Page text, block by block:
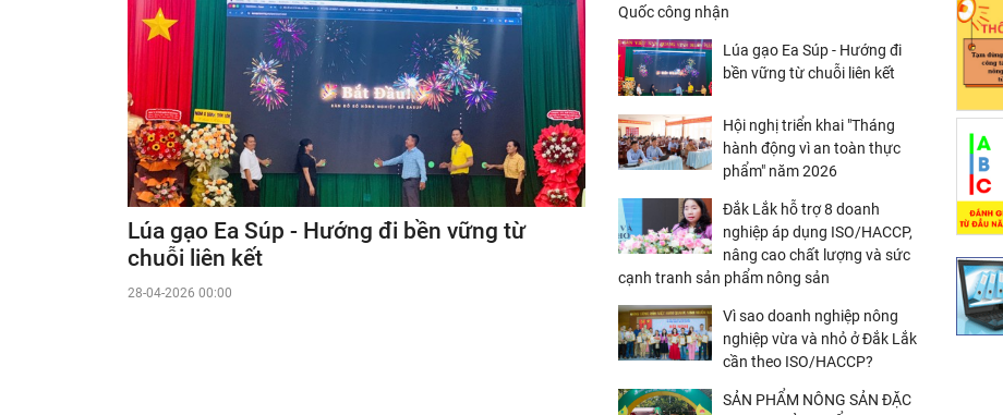
Lúa gạo Ea Súp - Hướng đi bền vững từ
chuỗi liên kết
28-04-2026 00:00
Quốc công nhận
Lúa gạo Ea Súp - Hướng đi
bền vững từ chuỗi liên kết
Hội nghị triển khai "Tháng
hành động vì an toàn thực
phẩm" năm 2026
Đắk Lắk hỗ trợ 8 doanh
nghiệp áp dụng ISO/HACCP,
nâng cao chất lượng và sức
cạnh tranh sản phẩm nông sản
Vì sao doanh nghiệp nông
nghiệp vừa và nhỏ ở Đắk Lắk
cần theo ISO/HACCP?
SẢN PHẨM NÔNG SẢN ĐẶC